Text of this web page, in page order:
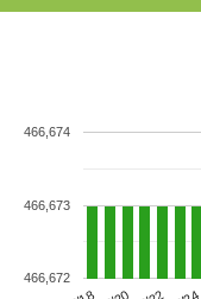
466,672
466,673
466,674